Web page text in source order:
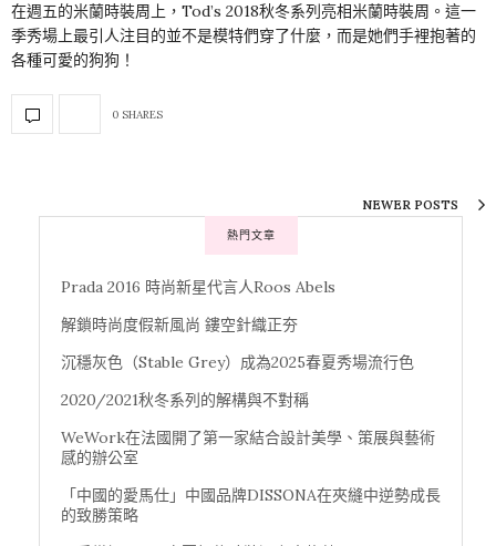
在週五的米蘭時裝周上，Tod’s 2018秋冬系列亮相米蘭時裝周。這一
季秀場上最引人注目的並不是模特們穿了什麼，而是她們手裡抱著的
各種可愛的狗狗！
0 SHARES
NEWER POSTS
熱門文章
Prada 2016 時尚新星代言人Roos Abels
解鎖時尚度假新風尚 鏤空針織正夯
沉穩灰色（Stable Grey）成為2025春夏秀場流行色
2020/2021秋冬系列的解構與不對稱
WeWork在法國開了第一家結合設計美學、策展與藝術
感的辦公室
「中國的愛馬仕」中國品牌DISSONA在夾縫中逆勢成長
的致勝策略